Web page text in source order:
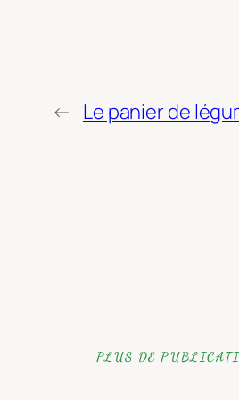
← Le panier de
PLUS DE